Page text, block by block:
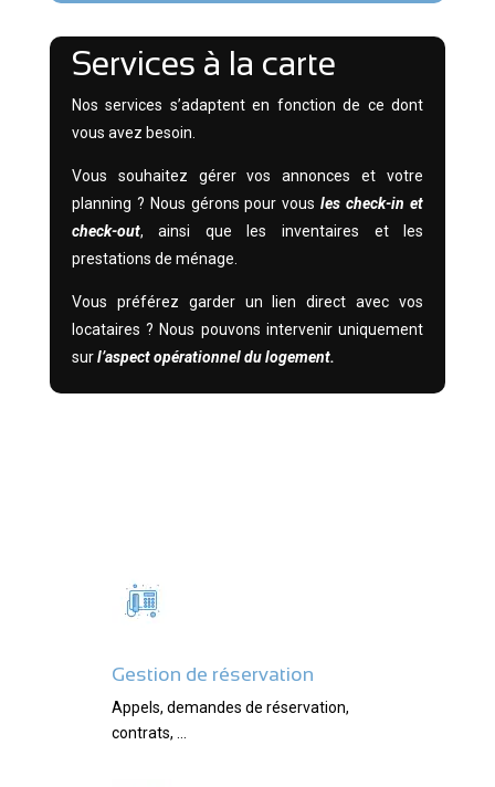
Services à la carte
Nos services s’adaptent en fonction de ce dont
vous avez besoin.
Vous souhaitez gérer vos annonces et votre
planning ? Nous gérons pour vousles check-in et
check-out, ainsi que les inventaires et les
prestations de ménage.
Vous préférez garder un lien direct avec vos
locataires ? Nous pouvons intervenir uniquement
surl’aspect opérationnel du logement.
Gestion de réservation
Appels, demandes de réservation,
contrats, …